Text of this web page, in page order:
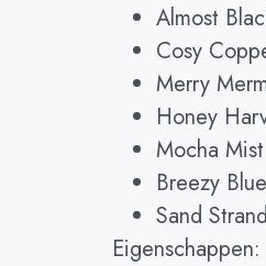
Almost
Cosy
Merry
Honey
Mocha Mist
Breezy Blue
Sand Strand
Eigenschappen: